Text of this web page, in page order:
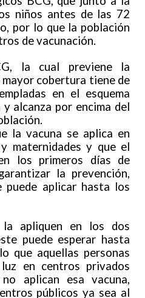
niños antes de las 72
por lo que la población
de vacunación.
la cual previene la
cobertura tiene de
en el esquema
alcanza por encima del
la vacuna se aplica en
maternidades y que el
los primeros días de
la prevención,
puede aplicar hasta los
apliquen en los dos
puede esperar hasta
que aquellas personas
en centros privados
aplican esa vacuna,
públicos ya sea al